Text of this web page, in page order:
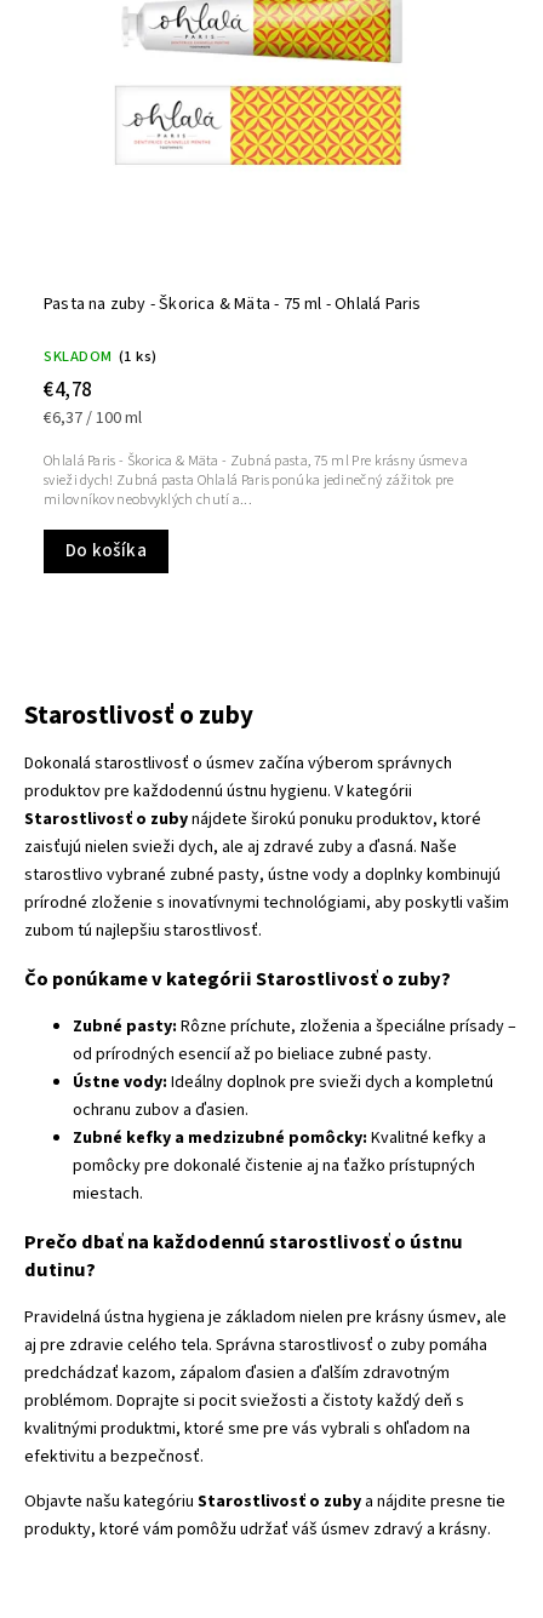
Pasta na zuby - Škorica & Mäta - 75 ml - Ohlalá Paris
SKLADOM (1 ks)
€4,78
€6,37 / 100 ml
Do košíka
Ohlalá Paris - Škorica & Mäta - Zubná pasta, 75 ml Pre krásny úsmev a
svieži dych! Zubná pasta Ohlalá Paris ponúka jedinečný zážitok pre
milovníkov neobvyklých chutí a...
Starostlivosť o zuby
Dokonalá starostlivosť o úsmev začína výberom správnych
produktov pre každodennú ústnu hygienu. V kategórii
Starostlivosť o zubynájdete širokú ponuku produktov, ktoré
zaisťujú nielen svieži dych, ale aj zdravé zuby a ďasná. Naše
starostlivo vybrané zubné pasty, ústne vody a doplnky kombinujú
prírodné zloženie s inovatívnymi technológiami, aby poskytli vašim
zubom tú najlepšiu starostlivosť.
Čo ponúkame v kategórii Starostlivosť o zuby?
Zubné pasty: Rôzne príchute, zloženia a špeciálne prísady –
od prírodných esencií až po bieliace zubné pasty.
Ústne vody: Ideálny doplnok pre svieži dych a kompletnú
ochranu zubov a ďasien.
Zubné kefky a medzizubné pomôcky: Kvalitné kefky a
pomôcky pre dokonalé čistenie aj na ťažko prístupných
miestach.
Prečo dbať na každodennú starostlivosť o ústnu
dutinu?
Pravidelná ústna hygiena je základom nielen pre krásny úsmev, ale
aj pre zdravie celého tela. Správna starostlivosť o zuby pomáha
predchádzať kazom, zápalom ďasien a ďalším zdravotným
problémom. Doprajte si pocit sviežosti a čistoty každý deň s
kvalitnými produktmi, ktoré sme pre vás vybrali s ohľadom na
efektivitu a bezpečnosť.
Objavte našu kategóriu Starostlivosť o zuby a nájdite presne tie
produkty, ktoré vám pomôžu udržať váš úsmev zdravý a krásny.